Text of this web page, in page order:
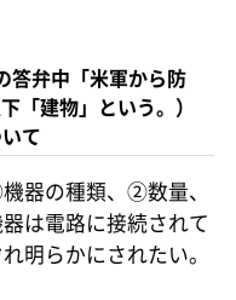
弁中「米軍から防
「建物」という。）
て
器の種類、②数量、
は電路に接続されて
明らかにされたい。